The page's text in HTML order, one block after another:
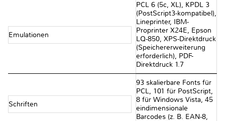
Emulationen
PCL 6 (5c, XL), KPDL 3
(PostScript3-kompatibel),
Lineprinter, IBM-
Proprinter X24E, Epson
LQ-850, XPS-Direktdruck
(Speichererweiterung
erforderlich), PDF-
Direktdruck 1.7
Schriften
93 skalierbare Fonts für
PCL, 101 für PostScript,
8 für Windows Vista, 45
eindimensionale
Barcodes (z. B. EAN-8,